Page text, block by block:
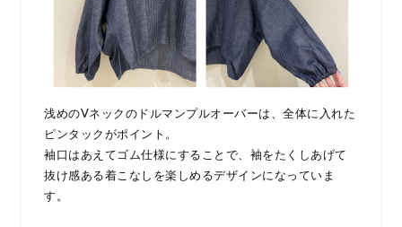
浅めのVネックのドルマンプルオーバーは、全体に入れた
ピンタックがポイント。
袖口はあえてゴム仕様にすることで、袖をたくしあげて
抜け感ある着こなしを楽しめるデザインになっていま
す。